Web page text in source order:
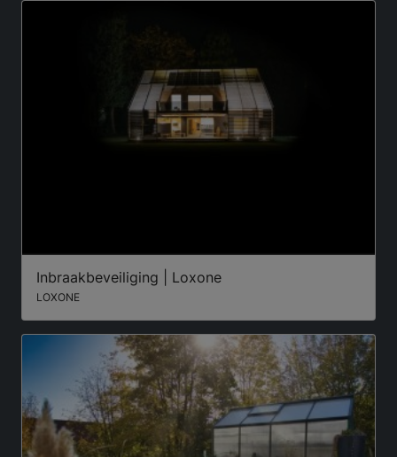
Inbraakbeveiliging | Loxone
LOXONE